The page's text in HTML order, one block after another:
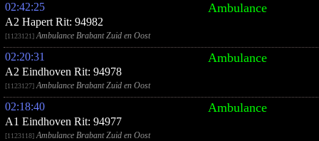
02:42:25 Ambulance
A2 Hapert Rit: 94982
[1123121]Ambulance Brabant Zuid en Oost
02:20:31 Ambulance
A2 Eindhoven Rit: 94978
[1123127]Ambulance Brabant Zuid en Oost
02:18:40 Ambulance
A1 Eindhoven Rit: 94977
[1123118]Ambulance Brabant Zuid en Oost